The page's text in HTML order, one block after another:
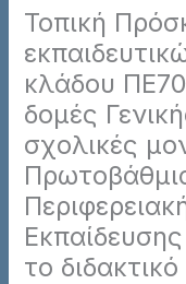
Τοπική
κλάδου
δομές
σχολικές
το